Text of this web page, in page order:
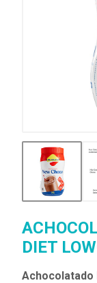
DIET
Achocolatado